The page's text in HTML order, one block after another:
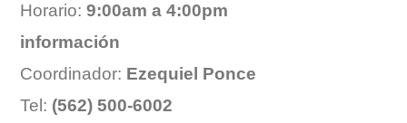
Horario:9:00am a 4:00pm
información
Coordinador: Ezequiel Ponce
Tel: (562) 500-6002